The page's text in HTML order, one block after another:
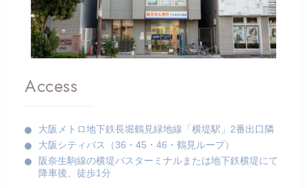
Access
大阪メトロ地下鉄長堀鶴見緑地線「横堤駅」2番出口隣
大阪シティバス（36・45・46・鶴見ループ）
阪奈生駒線の横堤バスターミナルまたは地下鉄横堤にて
降車後、徒歩1分